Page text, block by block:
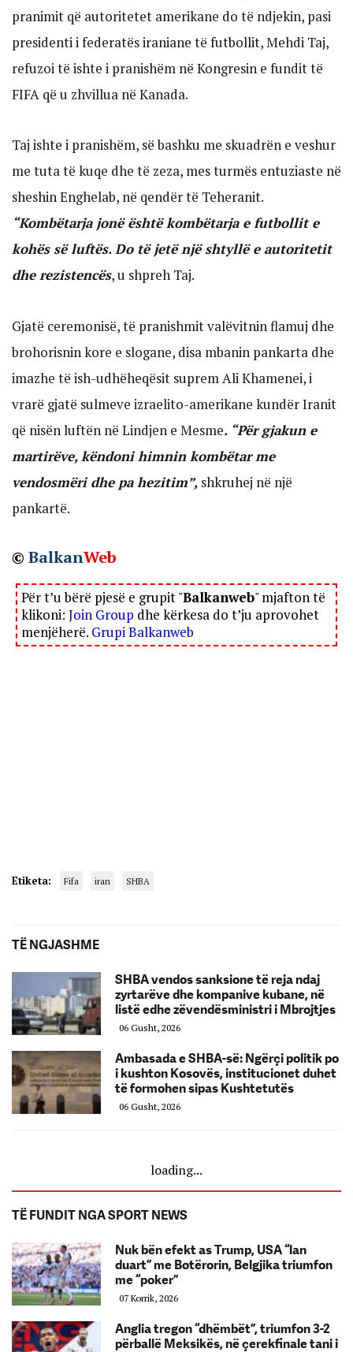
pranimit që autoritetet amerikane do të ndjekin, pasi
presidenti i federatës iraniane të futbollit, Mehdi Taj,
refuzoi të ishte i pranishëm në Kongresin e fundit të
FIFA që u zhvillua në Kanada.
Taj ishte i pranishëm, së bashku me skuadrën e veshur
me tuta të kuqe dhe të zeza, mes turmës entuziaste në
sheshin Enghelab, në qendër të Teheranit.
“Kombëtarja jonë është kombëtarja e futbollit e
kohës së luftës. Do të jetë një shtyllë e autoritetit
dhe rezistencës, u shpreh Taj.
Gjatë ceremonisë, të pranishmit valëvitnin flamuj dhe
brohorisnin kore e slogane, disa mbanin pankarta dhe
imazhe të ish-udhëheqësit suprem Ali Khamenei, i
vrarë gjatë sulmeve izraelito-amerikane kundër Iranit
që nisën luftën në Lindjen e Mesme. “Për gjakun e
martirëve, këndoni himnin kombëtar me
vendosmëri dhe pa hezitim”, shkruhej në një
pankartë.
© BalkanWeb
Për t’u bërë pjesë e grupit "Balkanweb" mjafton të
klikoni: Join Group dhe kërkesa do t’ju aprovohet
menjëherë. Grupi Balkanweb
Etiketa: Fifa iran SHBA
TË NGJASHME
SHBA vendos sanksione të reja ndaj
zyrtarëve dhe kompanive kubane, në
listë edhe zëvendësministri i Mbrojtjes
06 Gusht, 2026
Ambasada e SHBA-së: Ngërçi politik po
i kushton Kosovës, institucionet duhet
të formohen sipas Kushtetutës
06 Gusht, 2026
loading...
TË FUNDIT NGA SPORT NEWS
Nuk bën efekt as Trump, USA “lan
duart” me Botërorin, Belgjika triumfon
me “poker”
07 Korrik, 2026
Anglia tregon “dhëmbët”, triumfon 3-2
përballë Meksikës, në çerekfinale tani i